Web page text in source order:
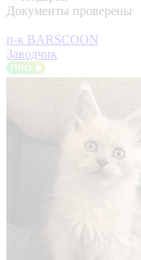
Документы проверены
п-к BARSCOON
Заводчик